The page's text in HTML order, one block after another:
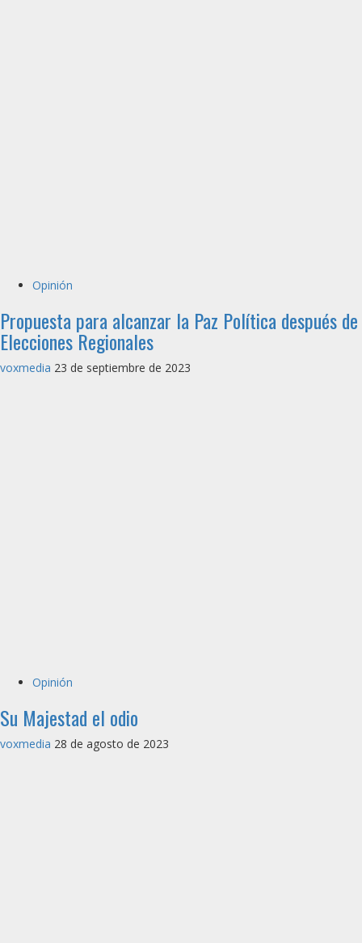
Opinión
Propuesta para alcanzar la Paz Política después de
Elecciones Regionales
voxmedia 23 de septiembre de 2023
Opinión
Su Majestad el odio
voxmedia 28 de agosto de 2023